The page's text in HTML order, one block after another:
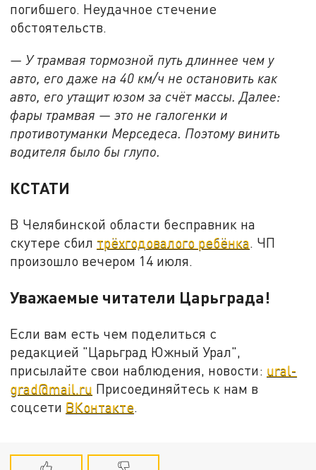
погибшего. Неудачное стечение
обстоятельств.
— У трамвая тормозной путь длиннее чем у
авто, его даже на 40 км/ч не остановить как
авто, его утащит юзом за счёт массы. Далее:
фары трамвая — это не галогенки и
противотуманки Мерседеса. Поэтому винить
водителя было бы глупо.
КСТАТИ
В Челябинской области бесправник на
скутере сбил трёхгодовалого ребёнка. ЧП
произошло вечером 14 июля.
Уважаемые читатели Царьграда!
Если вам есть чем поделиться с
редакцией "Царьград Южный Урал",
присылайте свои наблюдения, новости: ural-
grad@mail.ru Присоединяйтесь к нам в
соцсети ВКонтакте.